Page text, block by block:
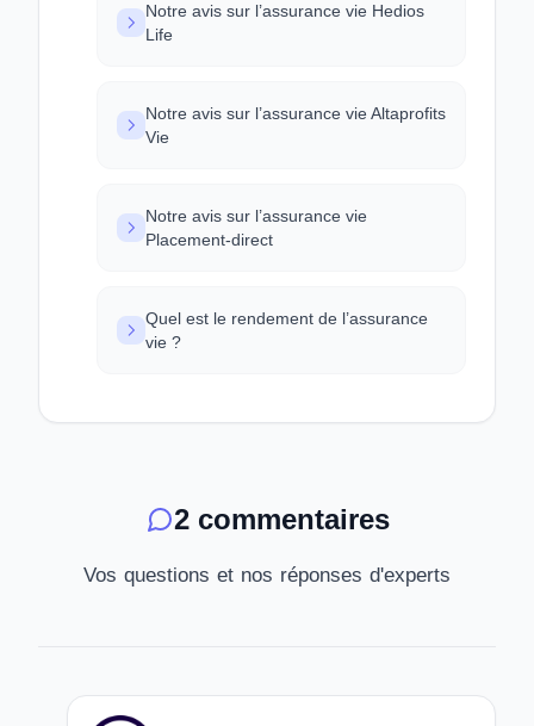
Notre avis sur l’assurance vie Hedios
Life
Notre avis sur l’assurance vie Altaprofits
Vie
Notre avis sur l’assurance vie
Placement-direct
Quel est le rendement de l’assurance
vie ?
2 commentaires
Vos questions et nos réponses d'experts